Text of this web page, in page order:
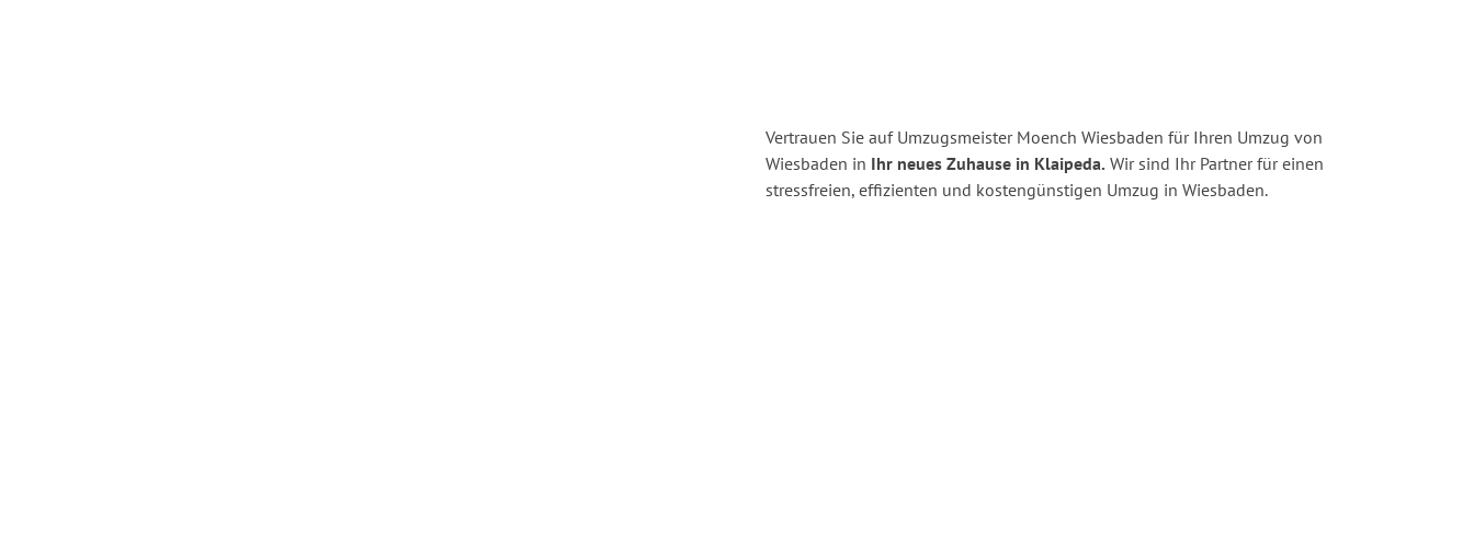
Vertrauen Sie auf Umzugsmeister Moench Wiesbaden für Ihren Umzug von
Wiesbaden in Ihr neues Zuhause in Klaipeda. Wir sind Ihr Partner für einen
stressfreien, effizienten und kostengünstigen Umzug in Wiesbaden.